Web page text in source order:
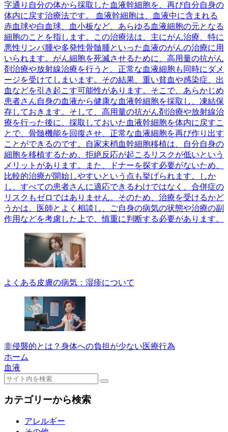
字通り自分の体から採取した血液幹細胞を、再び自分自身の
体内に戻す治療法です。 血液幹細胞は、血液中に含まれる
赤血球や白血球、血小板など、あらゆる血液細胞の元となる
細胞のことを指します。この治療法は、主にがん治療、特に
悪性リンパ腫や多発性骨髄腫といった血液のがんの治療に用
いられます。がん細胞を死滅させるために、高用量の抗がん
剤治療や放射線治療を行うと、正常な血液細胞も同時にダメ
ージを受けてしまいます。その結果、重い貧血や感染症、出
血などを引き起こす可能性があります。そこで、あらかじめ
患者さん自身の血液から健康な血液幹細胞を採取し、凍結保
存しておきます。そして、高用量の抗がん剤治療や放射線治
療を行った後に、採取しておいた血液幹細胞を体内に戻すこ
とで、骨髄機能を回復させ、正常な血液細胞を再び作り出す
ことができるのです。自家末梢血幹細胞移植は、自分自身の
細胞を移植するため、拒絶反応が起こるリスクが低いという
メリットがあります。また、ドナーを探す必要がないため、
比較的治療が開始しやすいという点も挙げられます。しか
し、すべての患者さんに適応できるわけではなく、合併症の
リスクもゼロではありません。そのため、治療を受けるかど
うかは、医師とよく相談し、ご自身の病気の状態や治療の副
作用などを考慮した上で、慎重に判断する必要があります。
よくある皮膚の病気：湿疹について
非侵襲的とは？身体への負担が少ない医療行為
ホーム
血液
カテゴリーから検索
アレルギー